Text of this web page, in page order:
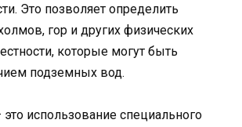
Это позволяет определить
гор и других физических
которые могут быть
подземных вод.
использование специального